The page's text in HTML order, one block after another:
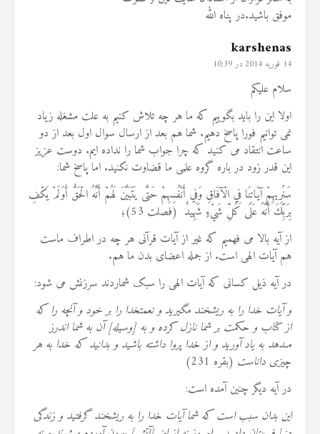
موفق باشید.در پناه الله
karshenas
14 فوریه 2014 در 10:39
سلام علیکم
اولا این را باید بگوییم که ما هر چه تلاش کنیم به علت مشغله زیاد
نمی توانیم فورا پاسخ دهیم. شما هم بعد از ارسال سوال اول بعد از دو
ساعت انتقاد می کنید که چرا جواب شما را نداده ایم. دوست عزیز
این قدر زود در باره گروه علمی ما قضاوت نکنید. اما پاسخ شما:
سَنُرِيهِمْ آيَاتِنَا فِي الْآفَاقِ وَفِي أَنْفُسِهِمْ حَتَّى يَتَبَيَّنَ لَهُمْ أَنَّهُ الْحَقُّ أَوَلَمْ يَكْفِ
بِرَبِّكَ أَنَّهُ عَلَى كُلِّ شَيْءٍ شَهِيدٌ (فصلت 53)؛
از آیه بالا می فهمیم که غیر از آیات قرآنی هر چه در اطراف ماست
هم آیات الهی است. از جمله اعضای بدن ما هم.
در آیه ذیل کسانی که آیات الهی را سبک شماردند سرزنش می شود:
و آيات خدا را به ريشخند مگيريد و نعمت‏خدا را بر خود و آنچه را كه
از كتاب و حكمت بر شما نازل كرده و به [وسيله] آن به شما اندرز
مى‏دهد به ياد آوريد و از خدا پروا داشته باشيد و بدانيد كه خدا به هر
چيزى داناست (بقره 231)
در آیه دیگر چنین آمده است:
اين بدان سبب است كه شما آيات خدا را به ريشخند گرفتيد و زندگى